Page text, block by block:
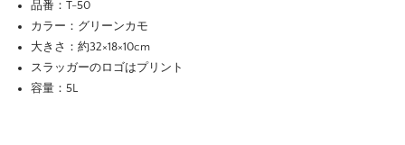
品番：T-50
カラー：グリーンカモ
大きさ：約32×18×10cm
スラッガーのロゴはプリント
容量：5L